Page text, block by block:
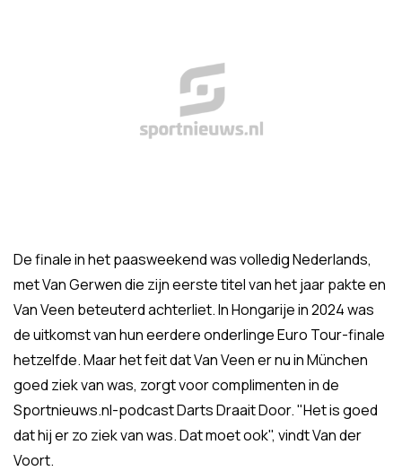
De finale in het paasweekend was volledig Nederlands,
met Van Gerwen die zijn eerste titel van het jaar pakte en
Van Veen beteuterd achterliet. In Hongarije in 2024 was
de uitkomst van hun eerdere onderlinge Euro Tour-finale
hetzelfde. Maar het feit dat Van Veen er nu in München
goed ziek van was, zorgt voor complimenten in de
Sportnieuws.nl-podcast Darts Draait Door. "Het is goed
dat hij er zo ziek van was. Dat moet ook", vindt Van der
Voort.